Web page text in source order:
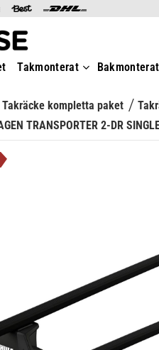
Takmonterat Bakmonterat
Takräcke kompletta paket
TRANSPORTER 2-DR